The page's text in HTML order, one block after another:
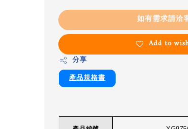
如有需求請洽
Add to
分享
產品規格書